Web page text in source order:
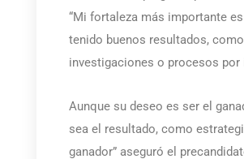
“Mi fortaleza más importante
tenido buenos resultados,
investigaciones o procesos por
Aunque su deseo es ser el
sea el resultado, como
ganador” aseguró el